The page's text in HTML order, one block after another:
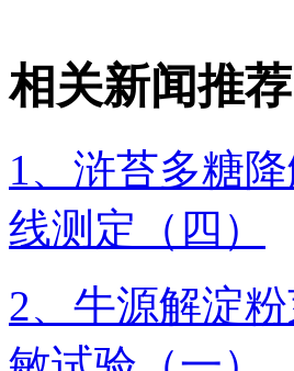
相关新闻推荐
1、浒苔多糖
线测定（四）
2、牛源解淀